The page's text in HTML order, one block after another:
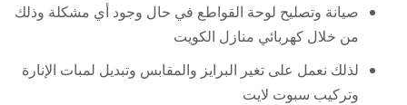
صيانة وتصليح لوحة القواطع في حال وجود أي مشكلة وذلك
من خلال كهربائي منازل الكويت
لذلك نعمل على تغير البرايز والمقابس وتبديل لمبات الإنارة
وتركيب سبوت لايت